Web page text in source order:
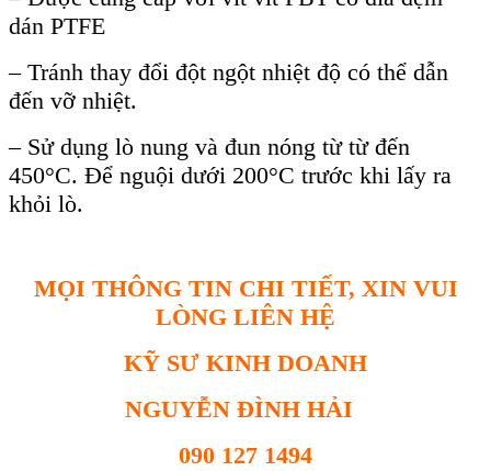
dán PTFE
– Tránh thay đổi đột ngột nhiệt độ có thể dẫn
đến vỡ nhiệt.
– Sử dụng lò nung và đun nóng từ từ đến
450°C. Để nguội dưới 200°C trước khi lấy ra
khỏi lò.
MỌI THÔNG TIN CHI TIẾT, XIN VUI
LÒNG LIÊN HỆ
KỸ SƯ KINH DOANH
NGUYỄN ĐÌNH HẢI
090 127 1494